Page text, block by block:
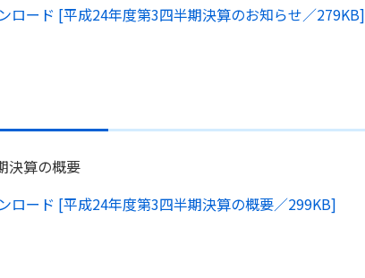
ロード [平成24年度第3四半期決算のお知らせ／279KB]
決算の概要
ロード [平成24年度第3四半期決算の概要／299KB]